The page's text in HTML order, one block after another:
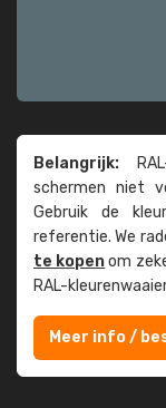
Belangrijk:
schermen niet
Gebruik de
referentie. We
te kopenom
RAL-
Meer info /